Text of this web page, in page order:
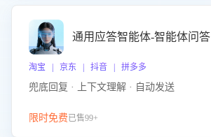
通用应答智能体-智能体问答
淘宝 | 京东 | 抖音 | 拼多多
兜底回复 · 上下文理解 · 自动发送
限时免费已售99+